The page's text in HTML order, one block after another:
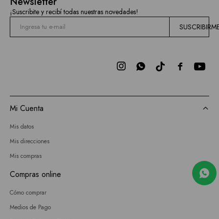
¡Suscribite y recibí todas nuestras novedades!

 
Mi Cuenta
Mis datos
Mis direcciones
Mis compras
Compras online
Cómo comprar
Medios de Pago